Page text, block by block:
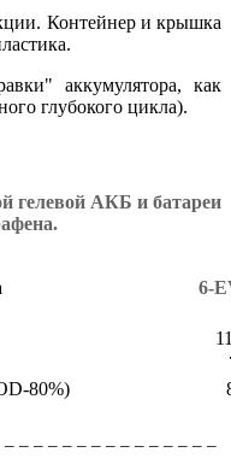
Контейнер и крышка
аккумулятора, как
глубокого цикла).
гелевой АКБ и батареи
6-
80%)